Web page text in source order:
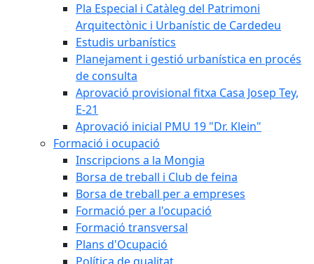
Pla Especial i Catàleg del Patrimoni
Arquitectònic i Urbanístic de Cardedeu
Estudis urbanístics
Planejament i gestió urbanística en procés
de consulta
Aprovació provisional fitxa Casa Josep Tey,
E-21
Aprovació inicial PMU 19 "Dr. Klein"
Formació i ocupació
Inscripcions a la Mongia
Borsa de treball i Club de feina
Borsa de treball per a empreses
Formació per a l'ocupació
Formació transversal
Plans d'Ocupació